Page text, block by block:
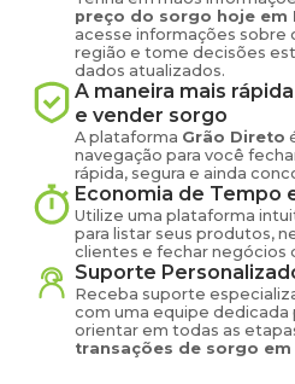
preço do sorgo hoje em
acesse informações sobre
região e tome decisões
dados atualizados.
A maneira mais
e vender sorgo
A plataforma Grão Direto
navegação para você
rápida, segura e ainda
Economia de Tempo
Utilize uma plataforma
para listar seus produtos,
clientes e fechar negócios
Suporte
Receba suporte
com uma equipe dedicada
orientar em todas as
transações de sorgo em